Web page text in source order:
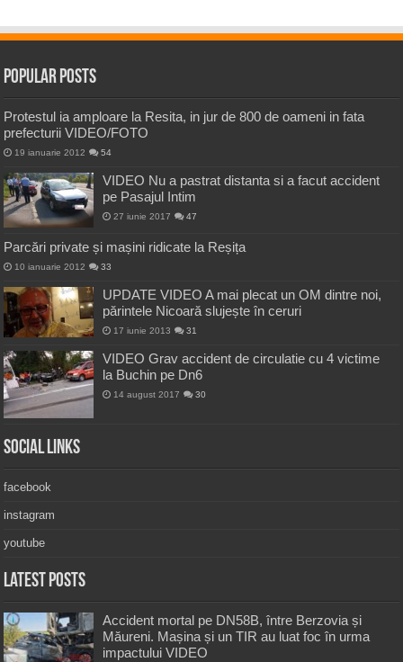
Popular Posts
Protestul ia amploare la Resita, in jur de 800 de oameni in fata
prefecturii VIDEO/FOTO
19 ianuarie 2012 54
VIDEO Nu a pastrat distanta si a facut accident
pe Pasajul Intim
27 iunie 2017 47
Parcări private și mașini ridicate la Reșița
10 ianuarie 2012 33
UPDATE VIDEO A mai plecat un OM dintre noi,
părintele Nicoară slujește în ceruri
17 iunie 2013 31
VIDEO Grav accident de circulatie cu 4 victime
la Buchin pe Dn6
14 august 2017 30
Social Links
facebook
instagram
youtube
Latest Posts
Accident mortal pe DN58B, între Berzovia și
Măureni. Mașina și un TIR au luat foc în urma
impactului VIDEO